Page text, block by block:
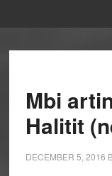
Mbi
Halitit
DECEMBER 5, 2016